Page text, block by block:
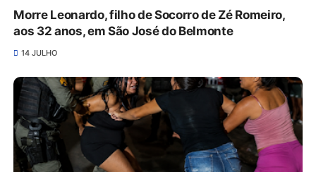
Morre Leonardo, filho de Socorro de Zé Romeiro,
aos 32 anos, em São José do Belmonte
14 JULHO